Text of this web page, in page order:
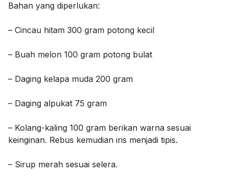
Bahan yang diperlukan:
– Cincau hitam 300 gram potong kecil
– Buah melon 100 gram potong bulat
– Daging kelapa muda 200 gram
– Daging alpukat 75 gram
– Kolang-kaling 100 gram berikan warna sesuai
keinginan. Rebus kemudian iris menjadi tipis.
– Sirup merah sesuai selera.